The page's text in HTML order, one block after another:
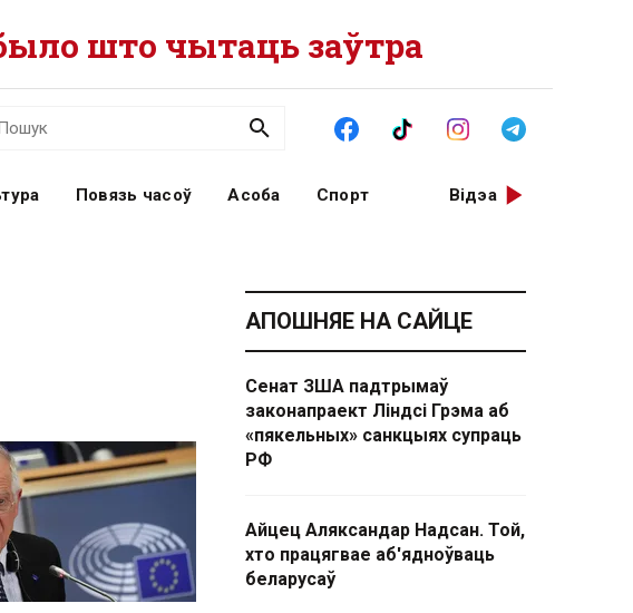
што чытаць заўтра
Повязь часоў Асоба Спорт Відэа
АПОШНЯЕ НА САЙЦЕ
Сенат ЗША падтрымаў
законапраект Ліндсі Грэма аб
«пякельных» санкцыях супраць
РФ
Айцец Аляксандар Надсан. Той,
хто працягвае аб'ядноўваць
беларусаў